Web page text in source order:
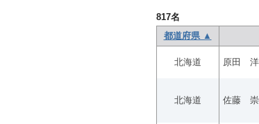
817名
都道府県 ▲
北海道 原田
北海道 佐藤 崇